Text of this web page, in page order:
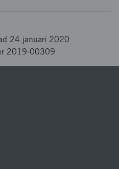
24 januari 2020
2019-00309